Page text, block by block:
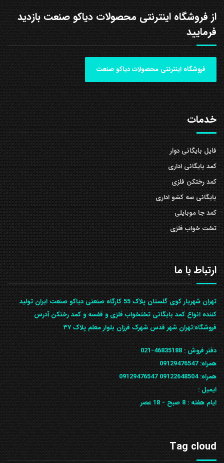
از فروشگاه اینترنتی محصولات دیاکو صنعت بازدید
فرمایید
فروشگاه اینترنتی محصولات دیاکو صنعت
خدمات
فایل بایگانی دوار
کمد بایگانی اداری
کمد رختکن فلزی
بایگانی سه کشو اداری
کمد جا موبایلی
تخت خواب فلزی
ارتباط با ما
تهران شهریار کوی گلستان پلاک 55 کارگاه صنعتی دیاکو صنعت ایران تولید
کننده انواع کمد بایگانی تختخواب فلزی و قفسه و کمد رختکن آدرس
ف‍روشگاه:تهران شهر قدس شهرک فرزان بلوار معلم پلاک ۳۷
دفتر فروش :46835188-021
همراه:09129476547
همراه: 09122648504
09129476547
ایمیل :
ایام هفته :8 صبح - 18 عصر
Tag cloud